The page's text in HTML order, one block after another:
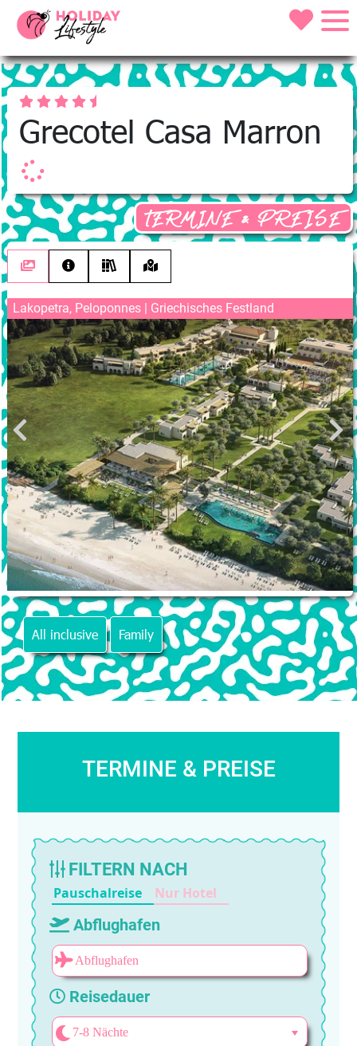
Grecotel Casa Marron
TERMINE & PREISE
Lakopetra, Peloponnes | Griechisches Festland
All inclusive Family
TERMINE & PREISE
FILTERN NACH
Pauschalreise Nur Hotel
Abflughafen
Reisedauer